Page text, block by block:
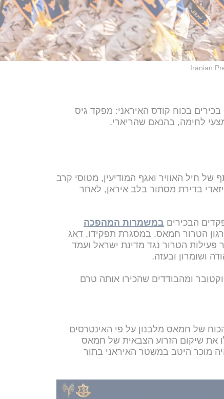
Iranian
בכוח קודס האיראני: מפקד גיס
לחימה, בהנאם שהריארי.
חיל האוויר ואגף המודיעין, מטוסי קרב
בדירת מסתור בלב איראן, לאחר
הבכירים במשמרות המהפכה
הטרור חמאס. במסגרת תפקידו, דאג
הטרור נגד מדינת ישראל ועמד
ושומרון ובעזה.
ומהבודדים שהכירו אותה טרם
של חמאס מלבנון על פי האינטרסים
את שיקום הזרוע הצבאית של חמאס
מוכר היטב במשטר האיראני בתור